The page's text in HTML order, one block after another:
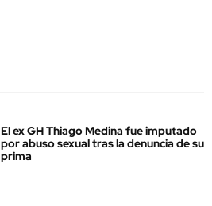
El ex GH Thiago Medina fue imputado
por abuso sexual tras la denuncia de su
prima